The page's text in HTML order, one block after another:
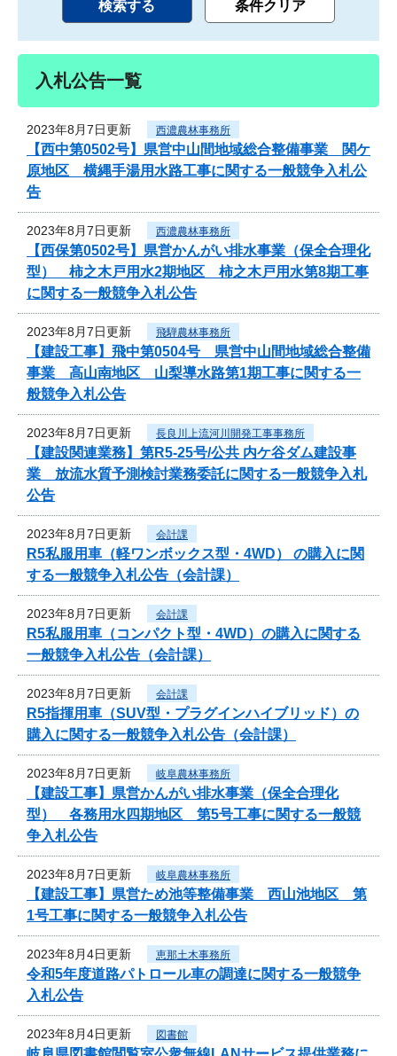
入札公告一覧
2023年8月7日更新 西濃農林事務所
【西中第0502号】県営中山間地域総合整備事業 関ケ
原地区 横縄手湯用水路工事に関する一般競争入札公
告
2023年8月7日更新 西濃農林事務所
【西保第0502号】県営かんがい排水事業（保全合理化
型） 柿之木戸用水2期地区 柿之木戸用水第8期工事
に関する一般競争入札公告
2023年8月7日更新 飛騨農林事務所
【建設工事】飛中第0504号 県営中山間地域総合整備
事業 高山南地区 山梨導水路第1期工事に関する一
般競争入札公告
2023年8月7日更新 長良川上流河川開発工事事務所
【建設関連業務】第R5-25号/公共 内ケ谷ダム建設事
業 放流水質予測検討業務委託に関する一般競争入札
公告
2023年8月7日更新 会計課
R5私服用車（軽ワンボックス型・4WD） の購入に関
する一般競争入札公告（会計課）
2023年8月7日更新 会計課
R5私服用車（コンパクト型・4WD）の購入に関する
一般競争入札公告（会計課）
2023年8月7日更新 会計課
R5指揮用車（SUV型・プラグインハイブリッド）の
購入に関する一般競争入札公告（会計課）
2023年8月7日更新 岐阜農林事務所
【建設工事】県営かんがい排水事業（保全合理化
型） 各務用水四期地区 第5号工事に関する一般競
争入札公告
2023年8月7日更新 岐阜農林事務所
【建設工事】県営ため池等整備事業 西山池地区 第
1号工事に関する一般競争入札公告
2023年8月4日更新 恵那土木事務所
令和5年度道路パトロール車の調達に関する一般競争
入札公告
2023年8月4日更新 図書館